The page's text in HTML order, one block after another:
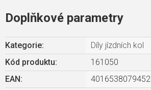
Doplňkové parametry
Kategorie:
Díly jízdních kol
Kód produktu:
161050
EAN:
4016538079452